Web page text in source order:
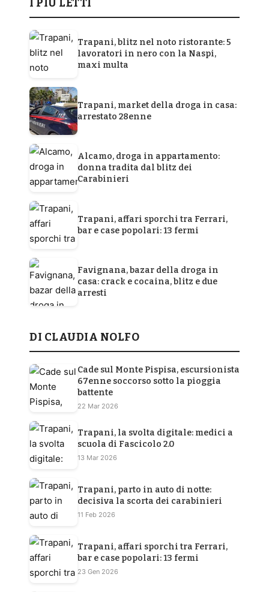
I PIÙ LETTI
Trapani, blitz nel noto ristorante: 5
lavoratori in nero con la Naspi,
maxi multa
Trapani, market della droga in casa:
arrestato 28enne
Alcamo, droga in appartamento:
donna tradita dal blitz dei
Carabinieri
Trapani, affari sporchi tra Ferrari,
bar e case popolari: 13 fermi
Favignana, bazar della droga in
casa: crack e cocaina, blitz e due
arresti
DI CLAUDIA NOLFO
Cade sul Monte Pispisa, escursionista
67enne soccorso sotto la pioggia
battente
22 Mar 2026
Trapani, la svolta digitale: medici a
scuola di Fascicolo 2.0
13 Mar 2026
Trapani, parto in auto di notte:
decisiva la scorta dei carabinieri
11 Feb 2026
Trapani, affari sporchi tra Ferrari,
bar e case popolari: 13 fermi
23 Gen 2026